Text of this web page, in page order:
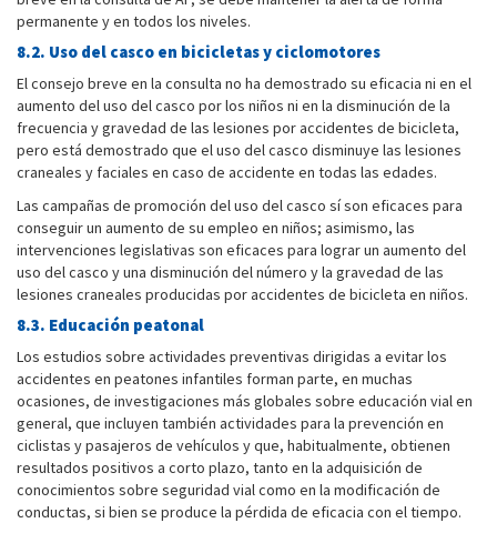
permanente y en todos los niveles.
8.2. Uso del casco en bicicletas y ciclomotores
El consejo breve en la consulta no ha demostrado su eficacia ni en el
aumento del uso del casco por los niños ni en la disminución de la
frecuencia y gravedad de las lesiones por accidentes de bicicleta,
pero está demostrado que el uso del casco disminuye las lesiones
craneales y faciales en caso de accidente en todas las edades.
Las campañas de promoción del uso del casco sí son eficaces para
conseguir un aumento de su empleo en niños; asimismo, las
intervenciones legislativas son eficaces para lograr un aumento del
uso del casco y una disminución del número y la gravedad de las
lesiones craneales producidas por accidentes de bicicleta en niños.
8.3. Educación peatonal
Los estudios sobre actividades preventivas dirigidas a evitar los
accidentes en peatones infantiles forman parte, en muchas
ocasiones, de investigaciones más globales sobre educación vial en
general, que incluyen también actividades para la prevención en
ciclistas y pasajeros de vehículos y que, habitualmente, obtienen
resultados positivos a corto plazo, tanto en la adquisición de
conocimientos sobre seguridad vial como en la modificación de
conductas, si bien se produce la pérdida de eficacia con el tiempo.